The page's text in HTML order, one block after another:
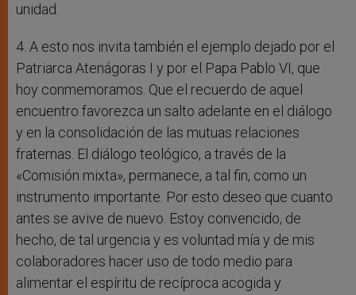
unidad.
4. A esto nos invita también el ejemplo dejado por el
Patriarca Atenágoras I y por el Papa Pablo VI, que
hoy conmemoramos. Que el recuerdo de aquel
encuentro favorezca un salto adelante en el diálogo
y en la consolidación de las mutuas relaciones
fraternas. El diálogo teológico, a través de la
«Comisión mixta», permanece, a tal fin, como un
instrumento importante. Por esto deseo que cuanto
antes se avive de nuevo. Estoy convencido, de
hecho, de tal urgencia y es voluntad mía y de mis
colaboradores hacer uso de todo medio para
alimentar el espíritu de recíproca acogida y